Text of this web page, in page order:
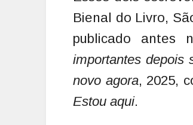
Bienal do Livro,
publicado antes
importantes depois
novo agora, 2025,
Estou aqui.